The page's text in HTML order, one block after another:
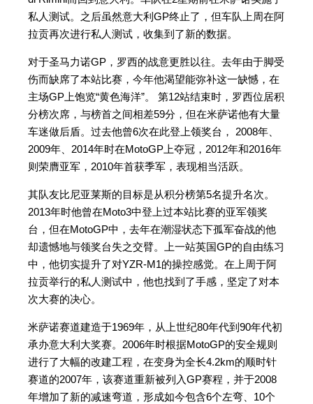
私人测试。之后虽然意大利GP终止了，但车队上周在阿
拉贡再次进行私人测试，收集到了新的数据。
对于圣马力诺GP，罗西的战意更胜以往。去年由于脚受
伤而缺席了本站比赛，今年他渴望能弥补这一缺憾，在
主场GP上饱览“黄色海洋”。 第12站结束时，罗西位居积
分榜次席，与榜首之间相差59分，但在米萨诺他有大量
车迷做后盾。过去他曾6次在此登上领奖台， 2008年、
2009年、2014年时在MotoGP上夺冠，2012年和2016年
则荣膺亚军，2010年首获季军，表现相当活跃。
其队友比尼亚莱斯的目标是从积分榜第5名提升名次。
2013年时他曾在Moto3中登上过本站比赛的亚军领奖
台，但在MotoGP中，去年在潮湿状态下孤军奋战的他
却遗憾地与领奖台失之交臂。上一站英国GP的自由练习
中，他切实提升了对YZR-M1的操控感觉。在上周于阿
拉贡举行的私人测试中，他也找到了手感，坚定了对本
次大赛的决心。
米萨诺赛道建造于1969年，从上世纪80年代到90年代初
承办意大利大奖赛。2006年时根据MotoGP的安全规则
进行了大幅的改建工程，在变身为全长4.2km的顺时针
赛道的2007年，该赛道重新被列入GP赛程，并于2008
年增加了新的减速弯道，形成如今包含6个左弯、10个